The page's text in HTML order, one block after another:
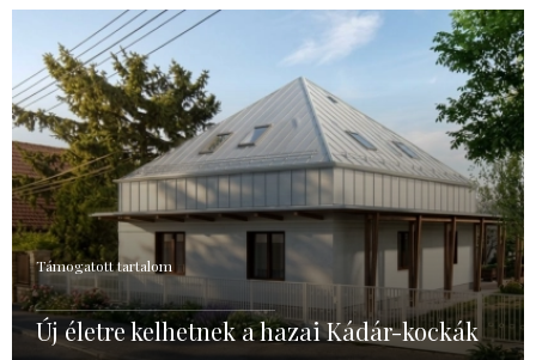
Támogatott tartalom
Új életre kelhetnek a hazai Kádár-kockák